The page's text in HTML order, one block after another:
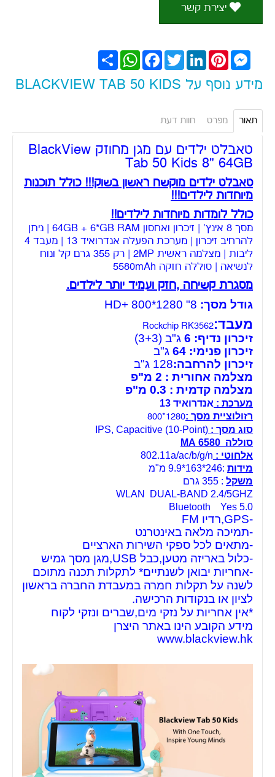
יצירת קשר
שתף
WhatsAppFacebook TwitterLinkedInPinterest
Messenger
מידע נוסף על BLACKVIEW TAB 50 KIDS
תאור מפרט חוות דעת
טאבלט ילדים עם מגן מחוזק BlackView
Tab 50 Kids 8" 64GB
טאבלט ילדים מוקשח ראשון בשוק!!! כולל תוכנות
מיוחדות לילדים!!!
כולל לומדות מיוחדות לילדים!!
מסך 8 אינץ' | זיכרון ואחסון 64GB + 6*GB RAM | ניתן
להרחיב זיכרון | מערכת הפעלה אנדרואיד 13 | מעבד 4
ליבות | מצלמה ראשית 2MP | רק 355 גרם קל ונוח
לנשיאה | סוללה חזקה 5580mAh
מסגרת קשיחה ,חזק ועמיד יותר לילדים.
גודל מסך:
מעבד:Rockchip RK3562
זיכרון נדיף: 6
ג"ב (3+3)
זיכרון פנימי: 64
ג"ב
זיכרון להרחבה:128 ג"ב
מצלמה אחורית : 2 מ"פ
מצלמה קדמית : 0.3 מ"פ
מערכת : אנדרואיד 13
רזולוציית מסך :1280*800
סוג מסך : IPS, Capacitive (10-Point)
סוללה 6580 MA
אלחוטי : 802.11a/ac/b/g/n
מידות :246*163*9.9 מ"מ
משקל : 355 גרם
WLAN DUAL-BAND 2.4/5GHZ
Bluetooth Yes 5.0
-GPS,רדיו FM
-תמיכה מלאה באינטרנט
-מתאים לכל ספקי השירות הארציים
-כלול באריזה מטען,כבל USB,מגן מסך גמיש
-אחריות יבואן לשנתיים* לתקלות תכנה מתוכם
לשנה על תקלות חמרה במעבדת החברה בראשון
לציון או בנקודות הרכישה.
*אין אחריות על נזקי מים,שברים ונזקי לקוח
מידע הקובע הינו באתר היצרן
www.blackview.hk